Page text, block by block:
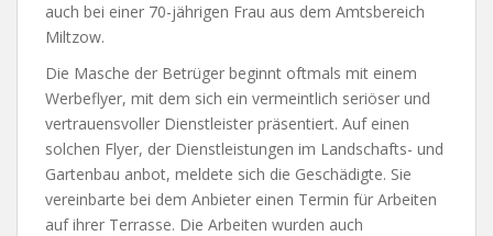
auch bei einer 70-jährigen Frau aus dem Amtsbereich
Miltzow.
Die Masche der Betrüger beginnt oftmals mit einem
Werbeflyer, mit dem sich ein vermeintlich seriöser und
vertrauensvoller Dienstleister präsentiert. Auf einen
solchen Flyer, der Dienstleistungen im Landschafts- und
Gartenbau anbot, meldete sich die Geschädigte. Sie
vereinbarte bei dem Anbieter einen Termin für Arbeiten
auf ihrer Terrasse. Die Arbeiten wurden auch